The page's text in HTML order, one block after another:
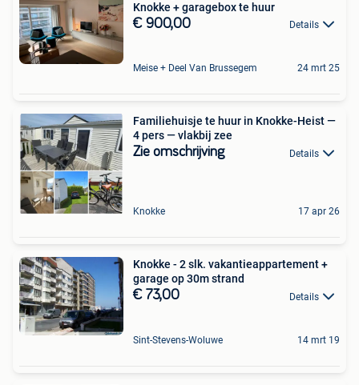
Knokke + garagebox te huur
€ 900,00 Details
Meise + Deel Van Brussegem 24 mrt 25
Familiehuisje te huur in Knokke-Heist —
4 pers — vlakbij zee
Zie omschrijving Details
Knokke 17 apr 26
Knokke - 2 slk. vakantieappartement +
garage op 30m strand
€ 73,00 Details
Sint-Stevens-Woluwe 14 mrt 19